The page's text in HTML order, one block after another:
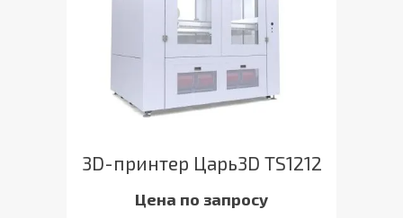
3D-принтер Царь3D TS1212
Цена по запросу